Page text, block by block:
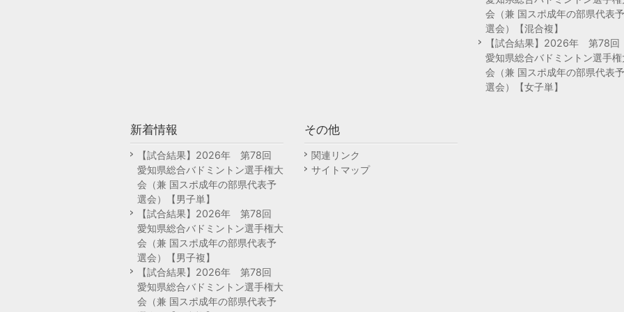
会（兼 国スポ成年の部県代表予
選会）【混合複】
【試合結果】2026年 第78回
愛知県総合バドミントン選手権
会（兼 国スポ成年の部県代表予
選会）【女子単】
新着情報
【試合結果】2026年 第78回
愛知県総合バドミントン選手権大
会（兼 国スポ成年の部県代表予
選会）【男子単】
【試合結果】2026年 第78回
愛知県総合バドミントン選手権大
会（兼 国スポ成年の部県代表予
選会）【男子複】
【試合結果】2026年 第78回
愛知県総合バドミントン選手権大
会（兼 国スポ成年の部県代表予
その他
関連リンク
サイトマップ